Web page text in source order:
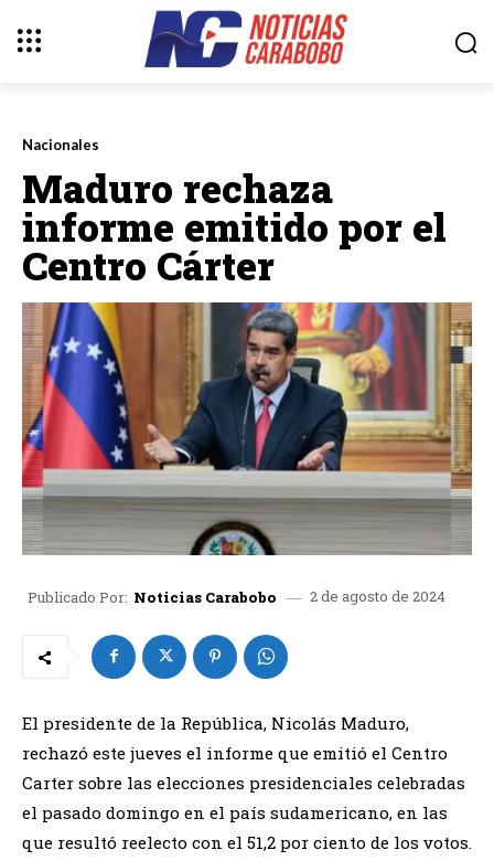
Nacionales
Maduro rechaza
informe emitido por el
Centro Cárter
Publicado Por: Noticias Carabobo 2 de agosto de 2024
El presidente de la República, Nicolás Maduro,
rechazó este jueves el informe que emitió el Centro
Carter sobre las elecciones presidenciales celebradas
el pasado domingo en el país sudamericano, en las
que resultó reelecto con el 51,2 por ciento de los votos.